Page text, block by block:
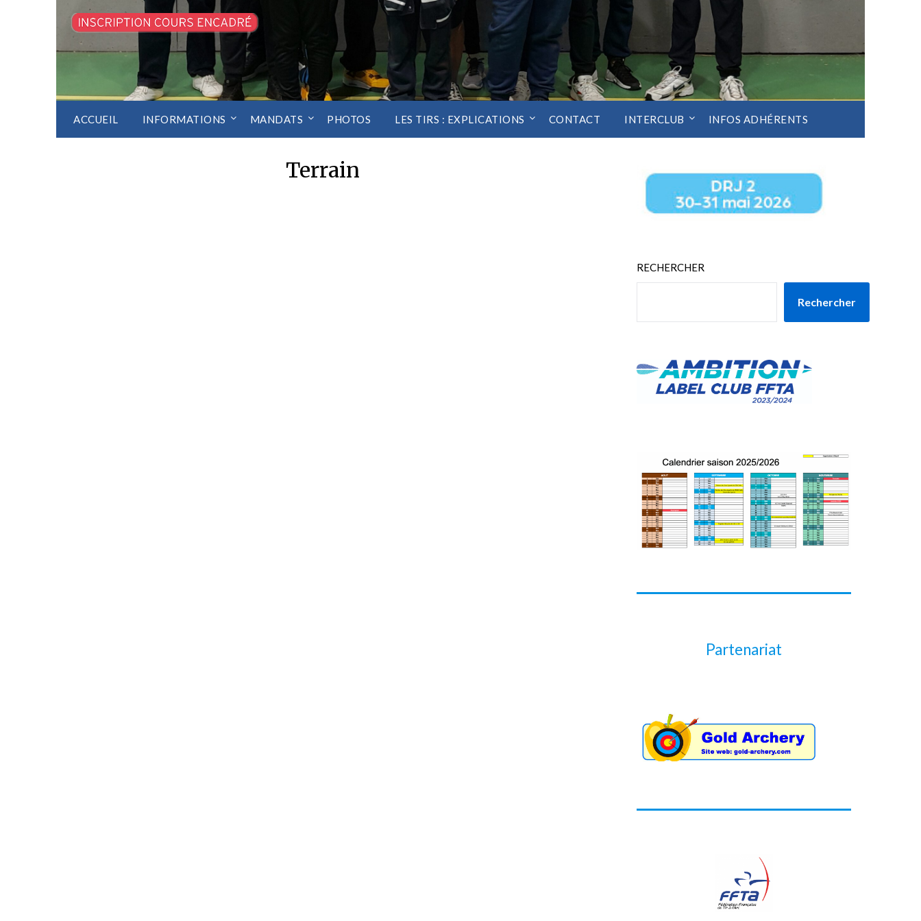
ACCUEIL INFORMATIONS MANDATS PHOTOS LES TIRS : EXPLICATIONS CONTACT INTERCLUB INFOS ADHÉRENTS
Terrain
RECHERCHER
Rechercher
Partenariat